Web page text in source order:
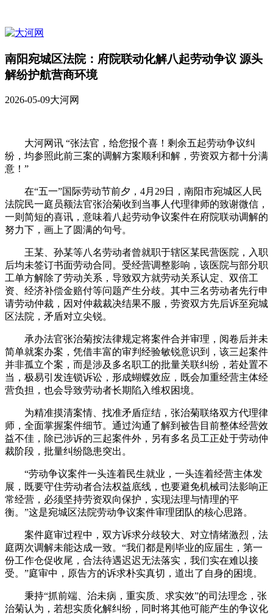
南阳宛城区法院：府院联动化解八起劳动争议 源头
解纷护航营商环境
2026-05-09大河网
大河网讯 “张法官，给您报个喜！剩余五起劳动争议纠
纷，均参照此前三案的调解方案顺利和解，劳资双方都十分满
意！”
在“五一”国际劳动节前夕，4月29日，南阳市宛城区人民
法院民一庭员额法官张治菊收到当事人代理律师的致谢微信，
一则简短的喜讯，意味着八起劳动争议案件在府院联动调解的
努力下，画上了圆满的句号。
王某、孙某等八名劳动者曾就职于辖区某民营医院，入职
后均未签订书面劳动合同。受经营调整影响，该医院与部分职
工单方解除了劳动关系，导致双方就劳动关系认定、双倍工
资、经济补偿金赔付等问题产生分歧。其中三名劳动者先行申
请劳动仲裁，因对仲裁裁决结果不服，劳资双方先后诉至宛城
区法院，矛盾对立尖锐。
承办法官张治菊按法律规定将案件合并审理，阅卷后并未
简单就案办案，凭借丰富的审判经验敏锐意识到，该三起案件
并非孤立个案，而是涉及多名职工的批量关联纠纷，若处置不
当，极易引发连锁诉讼，形成蝴蝶效应，既会加重经营主体经
营负担，也会导致劳动者长期陷入维权困境。
为精准摸清案情、找准矛盾症结，张治菊联络双方代理律
师，全面掌握案件细节。通过沟通了解到被告目前整体经营效
益不佳，除已涉诉的三起案件外，另有多名员工正处于劳动仲
裁阶段，批量纠纷隐患突出。
“劳动争议案件一头连着民生就业，一头连着经营主体发
展，既要守住劳动者合法权益底线，也要避免机械司法影响正
常经营，必须坚持劳资双向保护，实现法理与情理的平
衡。”这是宛城区法院劳动争议案件审理团队的核心思路。
案件庭审过程中，双方诉求分歧较大、对立情绪激烈，法
庭两次调解未能达成一致。“我们都是刚毕业的应届生，第一
份工作仓促收尾，合法待遇迟迟无法落实，我们实在难以接
受。”庭审中，原告方的诉求朴实真切，道出了自身的困境。
秉持“抓前端、治未病，重实质、求实效”的司法理念，张
治菊认为，若想实质化解纠纷，同时将其他可能产生的争议化